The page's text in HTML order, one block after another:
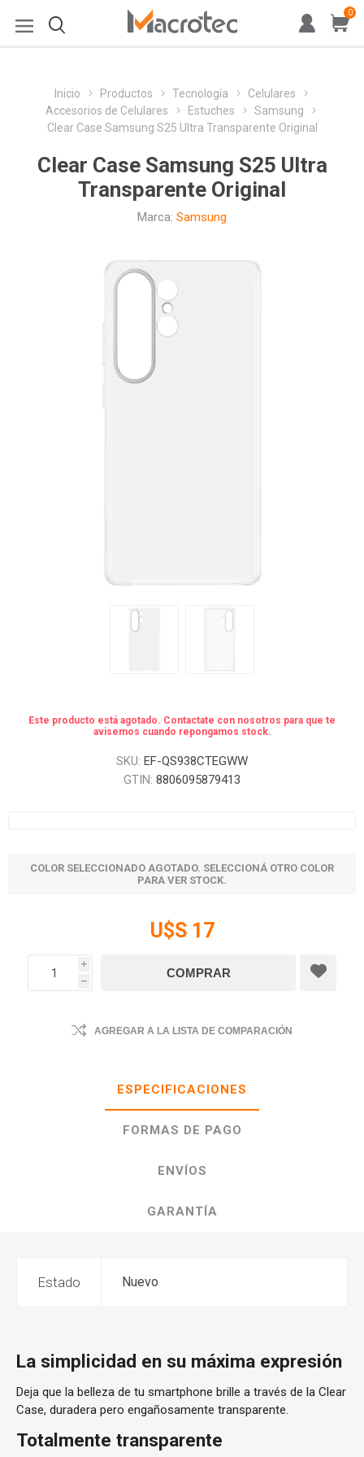
0
Inicio Productos Tecnología
Celulares
Accesorios de Celulares
Estuches
Samsung
Clear Case Samsung S25 Ultra Transparente Original
Clear Case Samsung S25 Ultra
Transparente Original
Marca: Samsung
Este producto está agotado. Contactate con nosotros para que te
avisemos cuando repongamos stock.
SKU: EF-QS938CTEGWW
GTIN: 8806095879413
COLOR SELECCIONADO AGOTADO. SELECCIONÁ OTRO COLOR
PARA VER STOCK.
U$S 17
i
h
AGREGAR A LA LISTA DE COMPARACIÓN
ESPECIFICACIONES
FORMAS DE PAGO
ENVÍOS
GARANTÍA
Estado Nuevo
La simplicidad en su máxima expresión
Deja que la belleza de tu smartphone brille a través de la Clear
Case, duradera pero engañosamente transparente.
Totalmente transparente